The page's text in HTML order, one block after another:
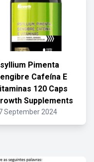
Pimenta
Cafeína E
120 Caps
Supplements
September 2024